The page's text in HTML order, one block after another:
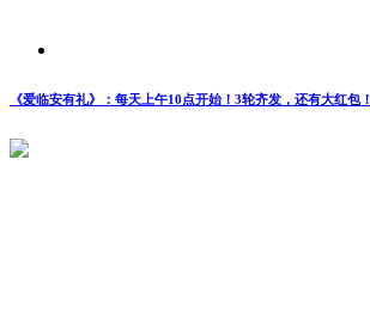
《爱临安有礼》：每天上午10点开始！3轮齐发，还有大红包！